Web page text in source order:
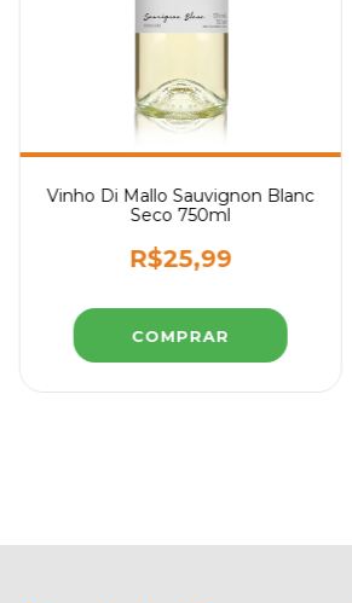
Vinho Di Mallo Sauvignon Blanc
Seco 750ml
R$25,99